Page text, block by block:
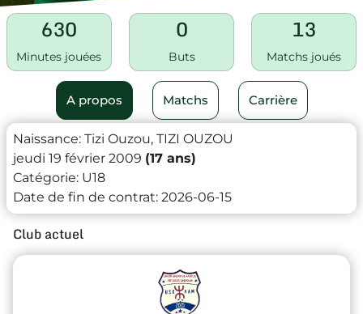
630
Minutes jouées
0
Buts
13
Matchs joués
A propos Matchs Carrière
Naissance: Tizi Ouzou, TIZI OUZOU
jeudi 19 février 2009 (17 ans)
Catégorie: U18
Date de fin de contrat: 2026-06-15
Club actuel